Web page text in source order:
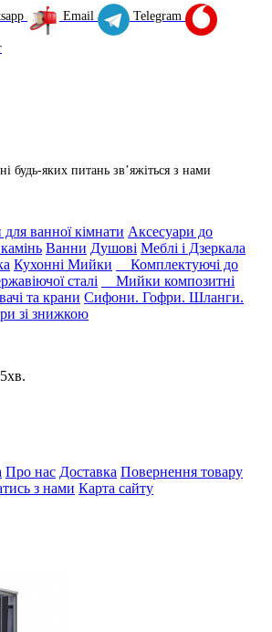
Email Telegram
будь-яких питань звʼяжіться з нами
ванної кімнати Аксесуари до
Ванни Душові Меблі і Дзеркала
Кухонні Мийки
Комплектуючі до
сталі
Мийки композитні
та крани Сифони. Гофри. Шланги.
зі знижкою
Про нас Доставка Повернення товару
з нами Карта сайту